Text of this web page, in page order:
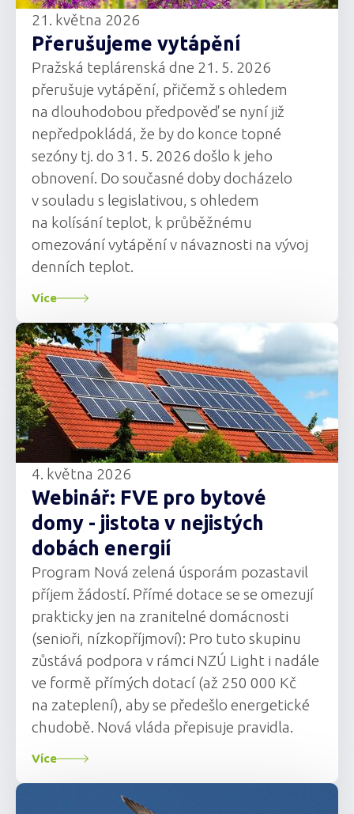
21. května 2026
Přerušujeme vytápění
Pražská teplárenská dne 21. 5. 2026
přerušuje vytápění, přičemž s ohledem
na dlouhodobou předpověď se nyní již
nepředpokládá, že by do konce topné
sezóny tj. do 31. 5. 2026 došlo k jeho
obnovení. Do současné doby docházelo
v souladu s legislativou, s ohledem
na kolísání teplot, k průběžnému
omezování vytápění v návaznosti na vývoj
denních teplot.
Více
4. května 2026
Webinář: FVE pro bytové
domy - jistota v nejistých
dobách energií
Program Nová zelená úsporám pozastavil
příjem žádostí. Přímé dotace se se omezují
prakticky jen na zranitelné domácnosti
(senioři, nízkopříjmoví): Pro tuto skupinu
zůstává podpora v rámci NZÚ Light i nadále
ve formě přímých dotací (až 250 000 Kč
na zateplení), aby se předešlo energetické
chudobě. Nová vláda přepisuje pravidla.
Více